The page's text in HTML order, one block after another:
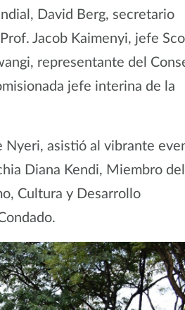
David Berg, secretario
Jacob Kaimenyi, jefe
representante del
jefe interina de la
Nyeri, asistió al vibrante
Diana Kendi, Miembro del
Cultura y Desarrollo